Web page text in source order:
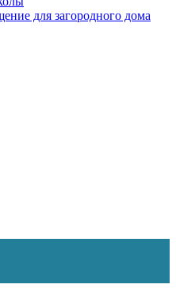
для загородного дома